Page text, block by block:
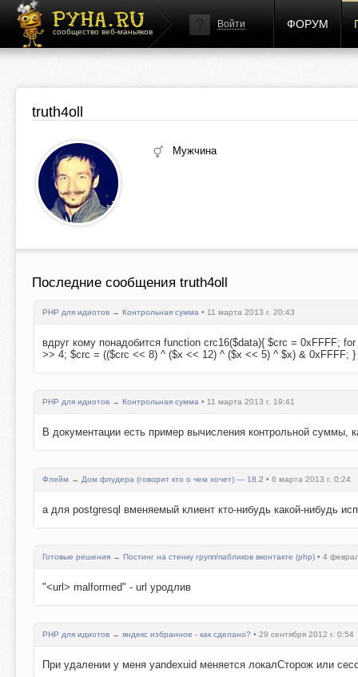
сообщество веб-маньяков
Войти ФОРУМ
truth4oll
Мужчина
Последние сообщения truth4oll
PHP для идиотов → Контрольная сумма • 11 марта 2013 г. 20:43
вдруг кому понадобится function crc16($data){ $crc = 0xFFFF;
>> 4; $crc = (($crc << 8) ^ ($x << 12) ^ ($x << 5) ^ $x) & 0xFFFF;
PHP для идиотов → Контрольная сумма • 11 марта 2013 г. 19:41
В документации есть пример вычисления контрольной суммы,
Флейм → Дом флудера (говорит кто о чем хочет) — 18.2 • 6 марта 2013 г. 0:24
а для postgresql вменяемый клиент кто-нибудь какой-нибудь
Готовые решения → Постинг на стенку групп/пабликов вконтакте (php) • 4
"<url> malformed" - url уродлив
PHP для идиотов → яндекс избранное - как сделано? • 29 сентября 2012 г. 0:54
При удалении у меня yandexuid меняется локалСторож или